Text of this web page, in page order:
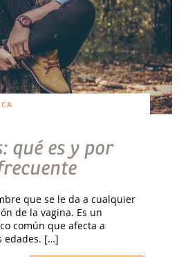
qué es y por
que se le da a cualquier
de la vagina. Es un
común que afecta a
edades. […]